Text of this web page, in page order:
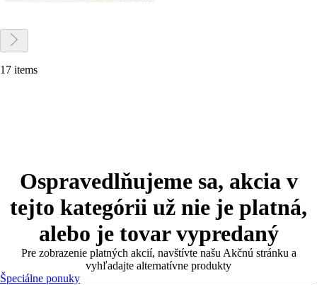
17 items
Ospravedlňujeme sa, akcia v
tejto kategórii už nie je platná,
alebo je tovar vypredaný
Pre zobrazenie platných akcií, navštívte našu Akčnú stránku a
vyhľadajte alternatívne produkty
Špeciálne ponuky